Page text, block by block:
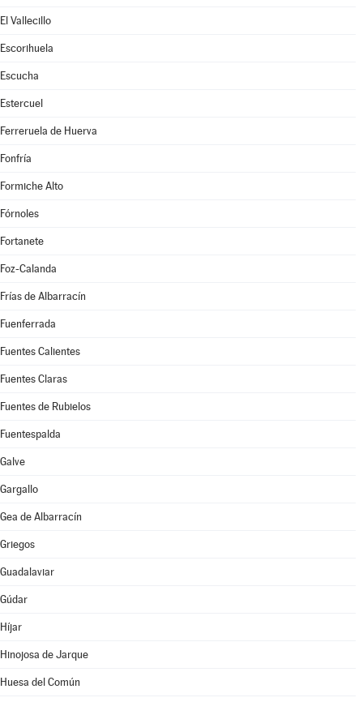
El Vallecillo
Escorihuela
Escucha
Estercuel
Ferreruela de Huerva
Fonfría
Formiche Alto
Fórnoles
Fortanete
Foz-Calanda
Frías de Albarracín
Fuenferrada
Fuentes Calientes
Fuentes Claras
Fuentes de Rubielos
Fuentespalda
Galve
Gargallo
Gea de Albarracín
Griegos
Guadalaviar
Gúdar
Híjar
Hinojosa de Jarque
Huesa del Común